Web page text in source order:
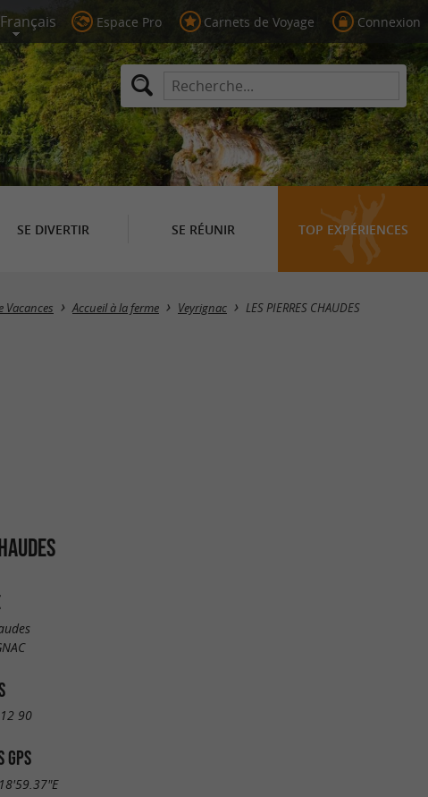
Espace Pro Carnets de Voyage Connexion
SE DIVERTIR SE RÉUNIR TOP EXPÉRIENCES
Vacances Accueil à la ferme Veyrignac LES PIERRES CHAUDES
90
GPS